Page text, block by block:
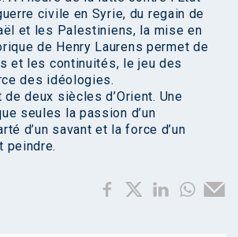
civile en Syrie, du regain de
et les Palestiniens, la mise en
de Henry Laurens permet de
et les continuités, le jeu des
des idéologies.
deux siècles d’Orient. Une
seules la passion d’un
d’un savant et la force d’un
peindre.